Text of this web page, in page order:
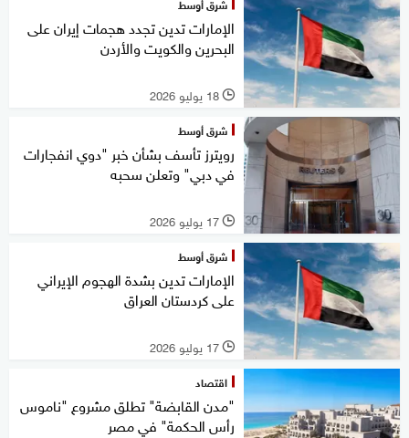
الإمارات تدين تجدد هجمات إيران على
البحرين والكويت والأردن
l 18 يوليو 2026
شرق أوسط
رويترز تأسف بشأن خبر "دوي انفجارات
في دبي" وتعلن سحبه
l 17 يوليو 2026
شرق أوسط
الإمارات تدين بشدة الهجوم الإيراني
على كردستان العراق
l 17 يوليو 2026
اقتصاد
"مدن القابضة" تطلق مشروع "ناموس
رأس الحكمة" في مصر